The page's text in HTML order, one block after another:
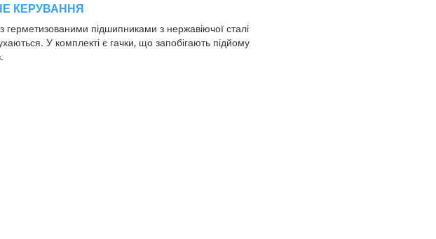
КЕРУВАННЯ
герметизованими підшипниками з нержавіючої сталі
У комплекті є гачки, що запобігають підйому